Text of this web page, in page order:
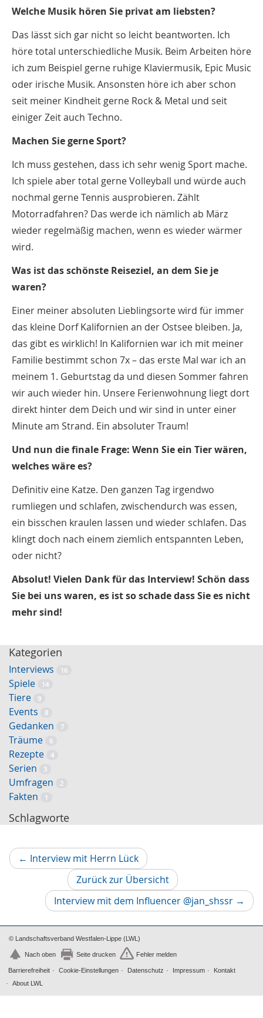
Welche Musik hören Sie privat am liebsten?
Das lässt sich gar nicht so leicht beantworten. Ich
höre total unterschiedliche Musik. Beim Arbeiten höre
ich zum Beispiel gerne ruhige Klaviermusik, Epic Music
oder irische Musik. Ansonsten höre ich aber schon
seit meiner Kindheit gerne Rock & Metal und seit
einiger Zeit auch Techno.
Machen Sie gerne Sport?
Ich muss gestehen, dass ich sehr wenig Sport mache.
Ich spiele aber total gerne Volleyball und würde auch
nochmal gerne Tennis ausprobieren. Zählt
Motorradfahren? Das werde ich nämlich ab März
wieder regelmäßig machen, wenn es wieder wärmer
wird.
Was ist das schönste Reiseziel, an dem Sie je
waren?
Einer meiner absoluten Lieblingsorte wird für immer
das kleine Dorf Kalifornien an der Ostsee bleiben. Ja,
das gibt es wirklich! In Kalifornien war ich mit meiner
Familie bestimmt schon 7x – das erste Mal war ich an
meinem 1. Geburtstag da und diesen Sommer fahren
wir auch wieder hin. Unsere Ferienwohnung liegt dort
direkt hinter dem Deich und wir sind in unter einer
Minute am Strand. Ein absoluter Traum!
Und nun die finale Frage: Wenn Sie ein Tier wären,
welches wäre es?
Definitiv eine Katze. Den ganzen Tag irgendwo
rumliegen und schlafen, zwischendurch was essen,
ein bisschen kraulen lassen und wieder schlafen. Das
klingt doch nach einem ziemlich entspannten Leben,
oder nicht?
Absolut! Vielen Dank für das Interview! Schön dass
Sie bei uns waren, es ist so schade dass Sie es nicht
mehr sind!
Kategorien
Interviews 16
Spiele 14
Tiere 9
Events 8
Gedanken 7
Träume 6
Rezepte 4
Serien 3
Umfragen 2
Fakten 1
Schlagworte
← Interview mit Herrn LückVorheriger
Artikel
Zurück zur Übersicht
Interview mit dem Influencer @jan_shssr
Artikel
→
© Landschaftsverband Westfalen-Lippe (LWL)
Nach oben Seite drucken Fehler melden
Barrierefreiheit Cookie-Einstellungen Datenschutz Impressum
Kontakt
About LWL